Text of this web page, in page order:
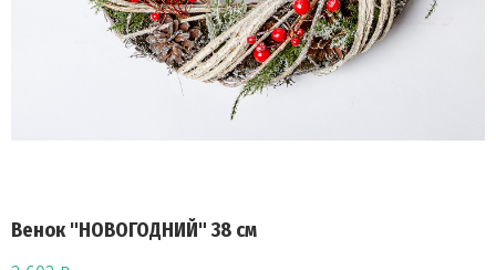
Венок "НОВОГОДНИЙ" 38 см